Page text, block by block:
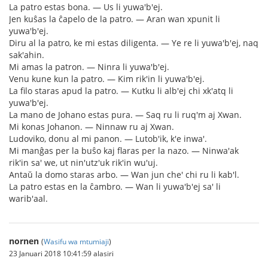
La patro estas bona. ― Us li yuwa'b'ej.
Jen kuŝas la ĉapelo de la patro. ― Aran wan xpunit li
yuwa'b'ej.
Diru al la patro, ke mi estas diligenta. ― Ye re li yuwa'b'ej, naq
sak'ahin.
Mi amas la patron. ― Ninra li yuwa'b'ej.
Venu kune kun la patro. ― Kim rik'in li yuwa'b'ej.
La filo staras apud la patro. ― Kutku li alb'ej chi xk'atq li
yuwa'b'ej.
La mano de Johano estas pura. ― Saq ru li ruq'm aj Xwan.
Mi konas Johanon. ― Ninnaw ru aj Xwan.
Ludoviko, donu al mi panon. ― Lutob'ik, k'e inwa'.
Mi manĝas per la buŝo kaj flaras per la nazo. ― Ninwa'ak
rik'in sa' we, ut nin'utz'uk rik'in wu'uj.
Antaŭ la domo staras arbo. ― Wan jun che' chi ru li kab'l.
La patro estas en la ĉambro. ― Wan li yuwa'b'ej sa' li
warib'aal.
nornen (Wasifu wa mtumiaji)
23 Januari 2018 10:41:59 alasiri